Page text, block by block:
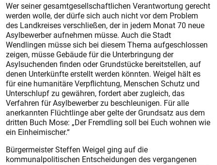
Wer seiner gesamtgesellschaftlichen Verantwortung gerecht
werden wolle, der dürfe sich auch nicht vor dem Problem
des Landkreises verschließen, der in jedem Monat 70 neue
Asylbewerber aufnehmen müsse. Auch die Stadt
Wendlingen müsse sich bei diesem Thema aufgeschlossen
zeigen, müsse Gebäude für die Unterbringung der
Asylsuchenden finden oder Grundstücke bereitstellen, auf
denen Unterkünfte erstellt werden könnten. Weigel hält es
für eine humanitäre Verpflichtung, Menschen Schutz und
Unterschlupf zu gewähren, fordert aber zugleich, das
Verfahren für Asylbewerber zu beschleunigen. Für alle
anerkannten Flüchtlinge aber gelte der Grundsatz aus dem
dritten Buch Mose: „Der Fremdling soll bei Euch wohnen wie
ein Einheimischer.“
Bürgermeister Steffen Weigel ging auf die
kommunalpolitischen Entscheidungen des vergangenen